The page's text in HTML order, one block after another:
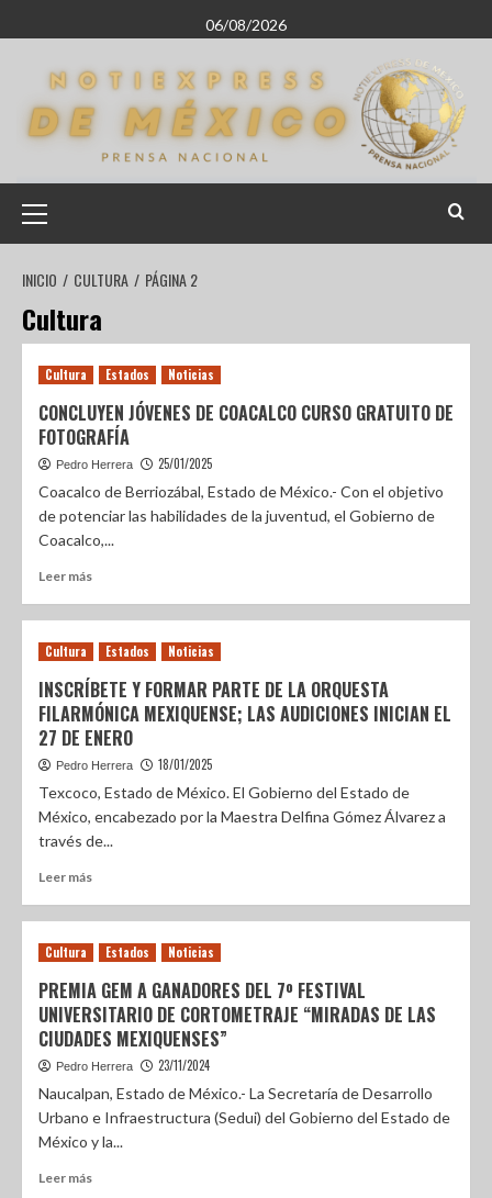
06/08/2026
INICIO CULTURA PÁGINA 2
Cultura
Cultura Estados Noticias
CONCLUYEN JÓVENES DE COACALCO CURSO GRATUITO DE
FOTOGRAFÍA
Pedro Herrera 25/01/2025
Coacalco de Berriozábal, Estado de México.- Con el objetivo
de potenciar las habilidades de la juventud, el Gobierno de
Coacalco,...
Leer más
Cultura Estados Noticias
INSCRÍBETE Y FORMAR PARTE DE LA ORQUESTA
FILARMÓNICA MEXIQUENSE; LAS AUDICIONES INICIAN EL
27 DE ENERO
Pedro Herrera 18/01/2025
Texcoco, Estado de México. El Gobierno del Estado de
México, encabezado por la Maestra Delfina Gómez Álvarez a
través de...
Leer más
Cultura Estados Noticias
PREMIA GEM A GANADORES DEL 7º FESTIVAL
UNIVERSITARIO DE CORTOMETRAJE “MIRADAS DE LAS
CIUDADES MEXIQUENSES”
Pedro Herrera 23/11/2024
Naucalpan, Estado de México.- La Secretaría de Desarrollo
Urbano e Infraestructura (Sedui) del Gobierno del Estado de
México y la...
Leer más